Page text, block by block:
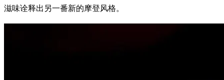
滋味诠释出另一番新的摩登风格。